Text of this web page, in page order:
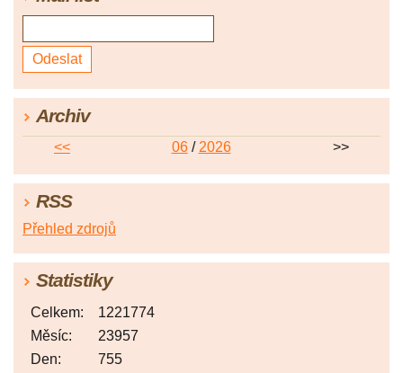
Archiv
<< 06/ 2026 >>
RSS
Přehled zdrojů
Statistiky
Celkem:
1221774
Měsíc:
23957
Den:
755